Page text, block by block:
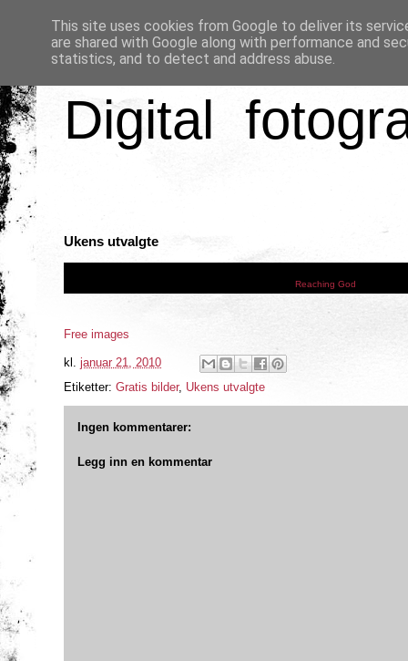
Digital
Ukens utvalgte
Reaching God
Free images
kl. januar 21, 2010
Etiketter: Gratis bilder, Ukens utvalgte
Ingen kommentarer:
Legg inn en kommentar
This site uses cookies from Google to deliver its
are shared with Google along with performance and
statistics, and to detect and address abuse.